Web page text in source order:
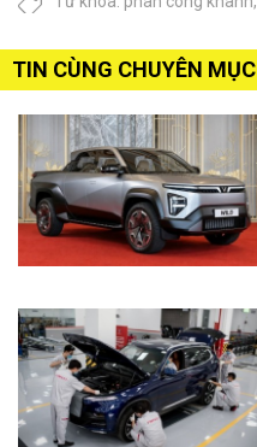
TIN CÙNG CHUYÊN MỤC